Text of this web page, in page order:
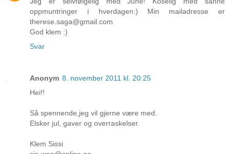
oppmuntringer i hverdagen:) Min mailadresse er
therese.saga@gmail.com
God klem :)
Svar
Anonym 8. november 2011 kl. 20:25
Hei!!
Så spennende,jeg vil gjerne være med.
Elsker jul, gaver og overraskelser.
Klem Sissi